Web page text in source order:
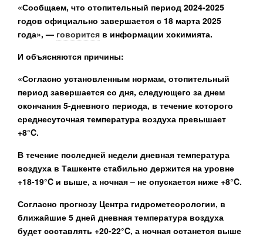
«Сообщаем, что отопительный период 2024-2025
годов официально завершается с 18 марта 2025
года», — говорится в информации хокимията.
И объясняются причины:
«Согласно установленным нормам, отопительный
период завершается со дня, следующего за днем
окончания 5-дневного периода, в течение которого
среднесуточная температура воздуха превышает
+8°C.
В течение последней недели дневная температура
воздуха в Ташкенте стабильно держится на уровне
+18-19°C и выше, а ночная – не опускается ниже +8°C.
Согласно прогнозу Центра гидрометеорологии, в
ближайшие 5 дней дневная температура воздуха
будет составлять +20-22°C, а ночная останется выше